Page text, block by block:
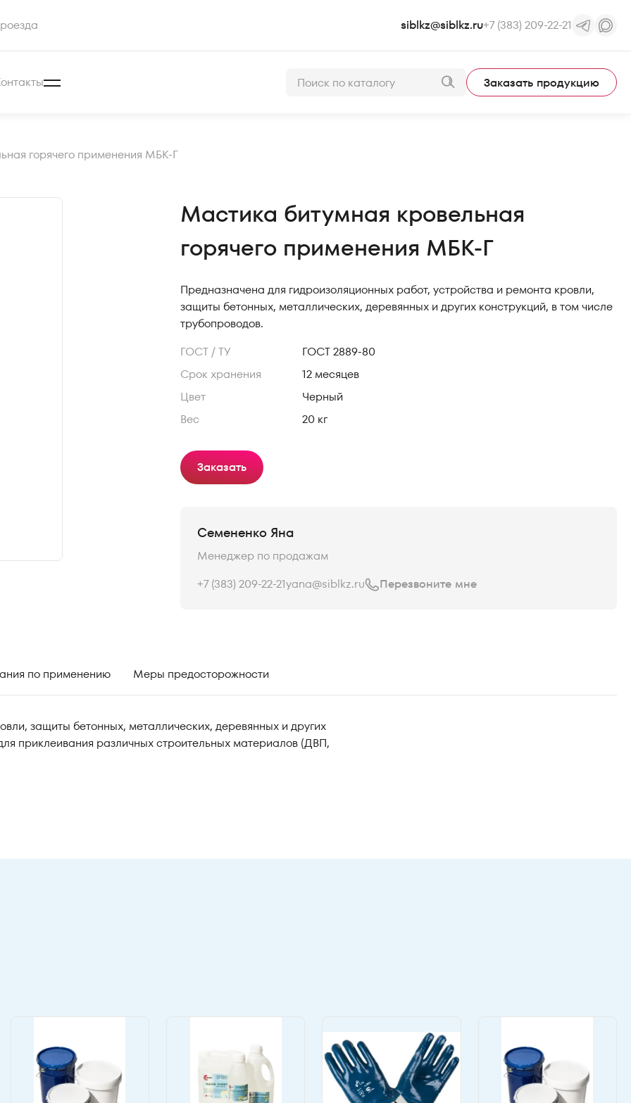
siblkz@siblkz.ru+7 (383) 209-22-21
Заказать продукцию
горячего применения МБК-Г
Мастика битумная кровельная
горячего применения МБК-Г
Предназначена для гидроизоляционных работ, устройства и ремонта кровли,
защиты бетонных, металлических, деревянных и других конструкций, в том числе
трубопроводов.
ГОСТ / ТУ
ГОСТ 2889-80
Срок хранения
12 месяцев
Цвет
Черный
Вес
20 кг
Заказать
Семененко Яна
Менеджер по продажам
+7 (383) 209-22-21yana@siblkz.ru Перезвоните мне
по применению Меры предосторожности
защиты бетонных, металлических, деревянных и других
приклеивания различных строительных материалов (ДВП,